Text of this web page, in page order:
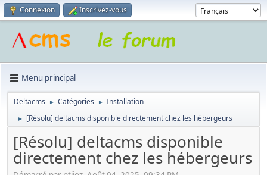
Connexion Inscrivez-vous
Menu principal
Deltacms ► Catégories ► Installation
► [Résolu] deltacms disponible directement chez les hébergeurs
[Résolu] deltacms disponible
directement chez les hébergeurs